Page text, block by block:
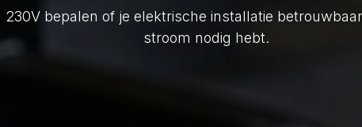
bepalen of je elektrische installatie
stroom nodig hebt.